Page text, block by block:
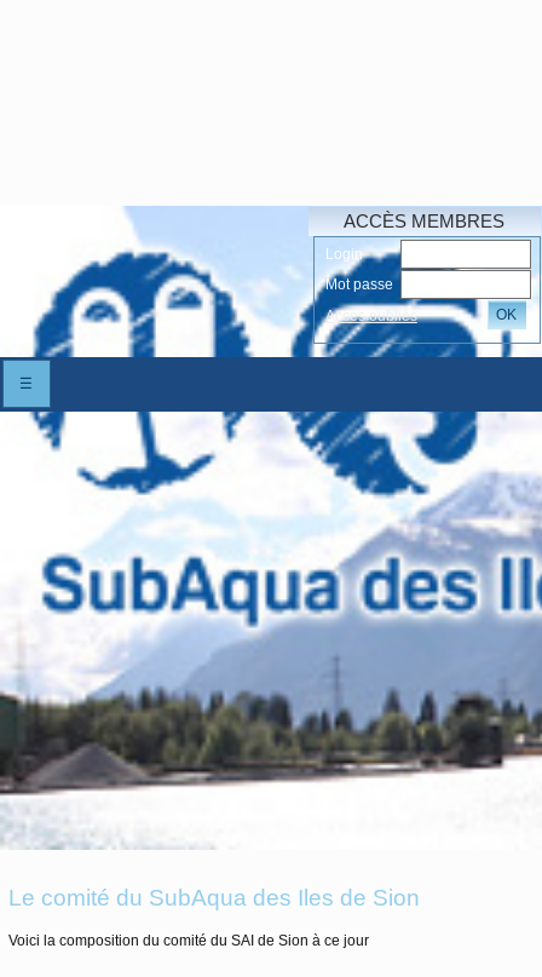
ACCÈS MEMBRES
Login
Mot passe
Accés oubliés
OK
☰
Le comité du SubAqua des Iles de Sion
Voici la composition du comité du SAI de Sion à ce jour